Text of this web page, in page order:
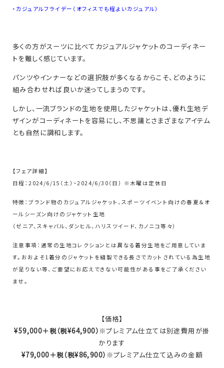
・カジュアルフライデー（オフィスでも程よいカジュアル）
多くの方がスーツに比べてカジュアルジャケットのコーディネー
トを難しく感じています。
パンツやインナーなどの選択肢が多くなるからこそ、どのように
組み合わせれば良いか迷ってしまうのです。
しかし、一流ブランドの生地を使用したジャケットは、優れ生地デ
ザインがコーディネートを容易にし、不思議とさまざまなアイテム
とも自然に調和します。
【フェア詳細】
日程：2024/6/15（土）~2024/6/30（日） ※木曜は定休日
特徴：ブランド物のカジュアルジャケット、スポーツイベント向けの春夏＆オ
ールシーズン向けのジャケット生地
（ゼニア、スキャバル、ダンヒル、ハリスツイード、カノニコ等々）
注意事項：通常の生地コレクションとは異なる着分生地をご用意していま
す。おおよそ1着分のジャケットを縫製できる長さでカットされている為生地
が足りない等、ご要望にお応えできない可能性がある事をご了承ください
ませ。
【価格】
¥59,000＋税（税¥64,900） ※プレミアム仕立ては別途費用が掛
かります
¥79,000＋税（税¥86,900） ※プレミアム仕立て込みの金額